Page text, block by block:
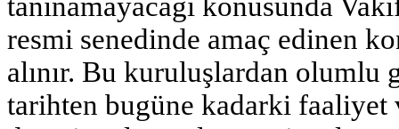
resmi senedinde amaç edinen
alınır. Bu kuruluşlardan
tarihten bugüne kadarki faaliyet